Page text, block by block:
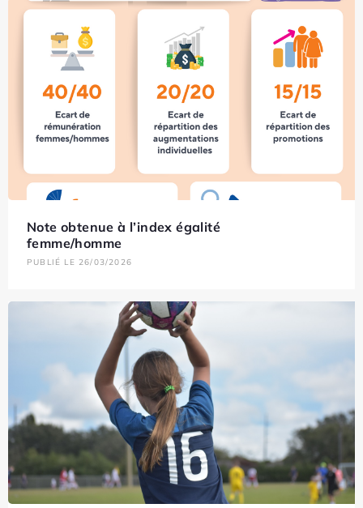
Note obtenue à l’index égalité
femme/homme
PUBLIÉ LE 26/03/2026